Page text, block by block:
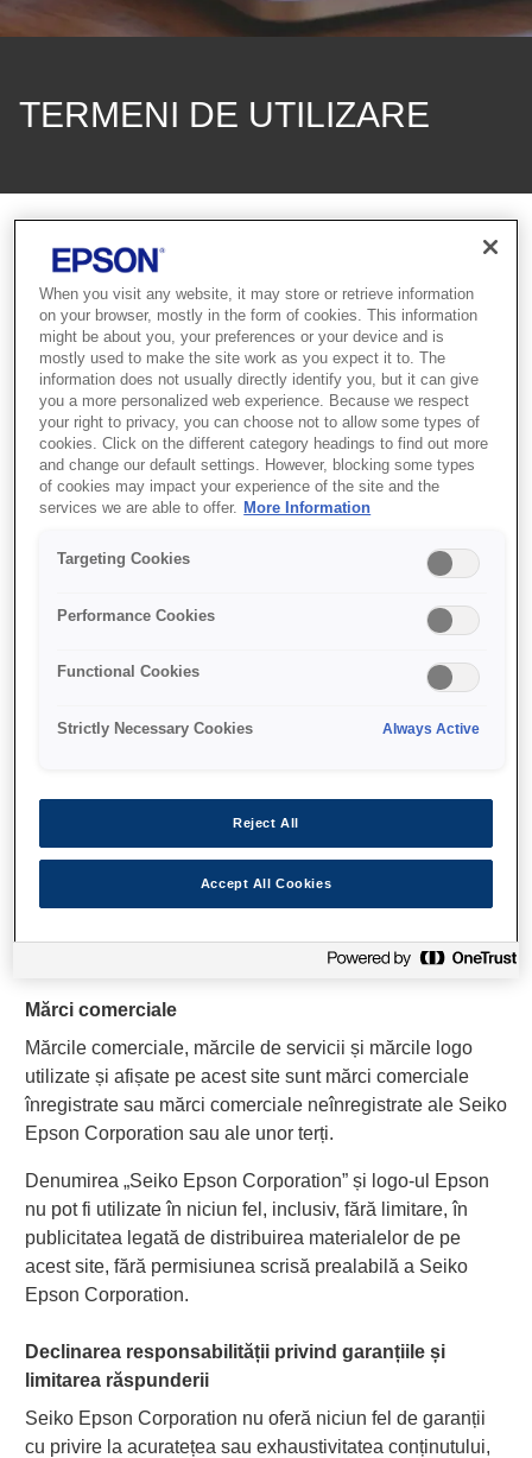
TERMENI DE UTILIZARE
Termeni de utilizare
Aviz privind utilizarea
Acest site este administrat și întreținut de Seiko Epson
Corporation. Utilizarea site-ului de către dvs. se supune
condițiilor descrise în continuare. Vă rugăm să citiți cu
atenție și să înțelegeți termenii de utilizare înainte de a
continua.
Termeni de utilizare
Acest site, precum și drepturile asupra materialelor și
utilizarea materialelor conținute în acesta, se supun
încărcate, publicate sau transmise, integral sau parțial,
sub orice formă sau în orice mod, fără aprobarea
sau proprietarului drepturilor de autor.
Mărci comerciale
Mărcile comerciale, mărcile de servicii și mărcile logo
utilizate și afișate pe acest site sunt mărci comerciale
înregistrate sau mărci comerciale neînregistrate ale Seiko
Epson Corporation sau ale unor terți.
Denumirea „Seiko Epson Corporation” și logo-ul Epson
nu pot fi utilizate în niciun fel, inclusiv, fără limitare, în
publicitatea legată de distribuirea materialelor de pe
acest site, fără permisiunea scrisă prealabilă a Seiko
Epson Corporation.
Declinarea responsabilității privind garanțiile și
limitarea răspunderii
Seiko Epson Corporation nu oferă niciun fel de garanții
cu privire la acuratețea sau exhaustivitatea conținutului,
When you visit any website, it may store or retrieve information
on your browser, mostly in the form of cookies. This information
might be about you, your preferences or your device and is
mostly used to make the site work as you expect it to. The
information does not usually directly identify you, but it can give
you a more personalized web experience. Because we respect
your right to privacy, you can choose not to allow some types of
cookies. Click on the different category headings to find out more
and change our default settings. However, blocking some types
of cookies may impact your experience of the site and the
services we are able to offer. More Information
Targeting Cookies
Performance Cookies
Functional Cookies
Strictly Necessary Cookies Always Active
Reject All
Accept All Cookies